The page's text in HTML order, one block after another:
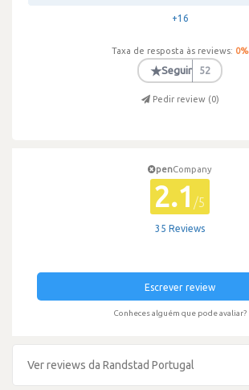
+16
Taxa de resposta às reviews: 0%
★Seguir 52
Pedir review (0)
penCompany
2.1 /5
35 Reviews
Escrever review
Conheces alguém que pode avaliar?
Ver reviews da Randstad Portugal